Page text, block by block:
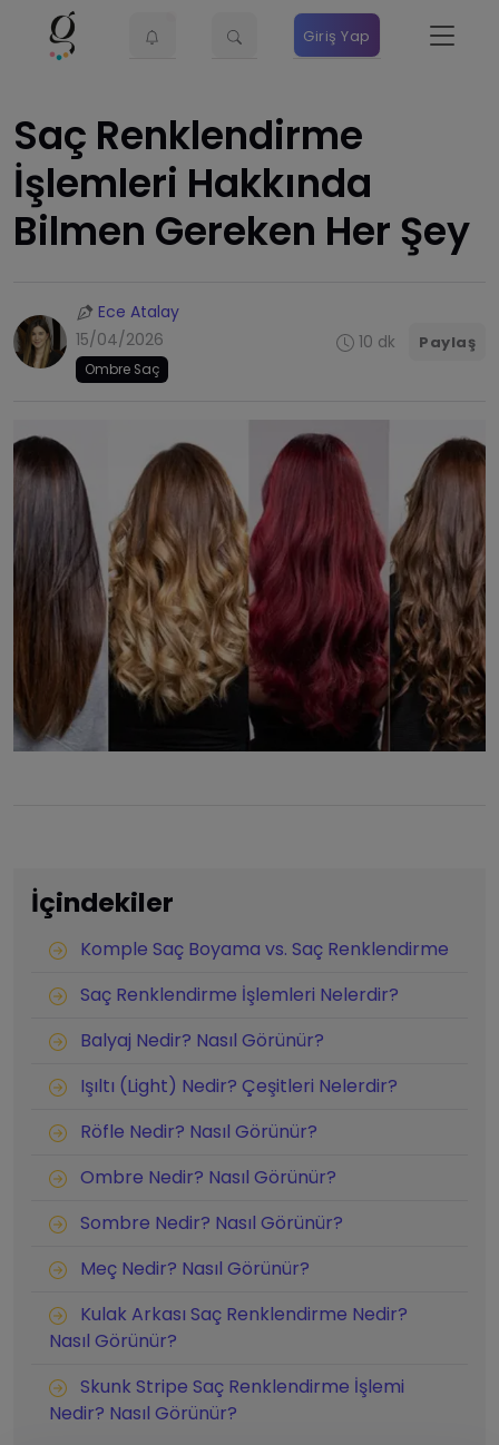
Giriş Yap
Saç Renklendirme
İşlemleri Hakkında
Bilmen Gereken Her Şey
Ece Atalay
15/04/2026
Ombre Saç
10 dk Paylaş
İçindekiler
Komple Saç Boyama vs. Saç Renklendirme
Saç Renklendirme İşlemleri Nelerdir?
Balyaj Nedir? Nasıl Görünür?
Işıltı (Light) Nedir? Çeşitleri Nelerdir?
Röfle Nedir? Nasıl Görünür?
Ombre Nedir? Nasıl Görünür?
Sombre Nedir? Nasıl Görünür?
Meç Nedir? Nasıl Görünür?
Kulak Arkası Saç Renklendirme Nedir?
Nasıl Görünür?
Skunk Stripe Saç Renklendirme İşlemi
Nedir? Nasıl Görünür?